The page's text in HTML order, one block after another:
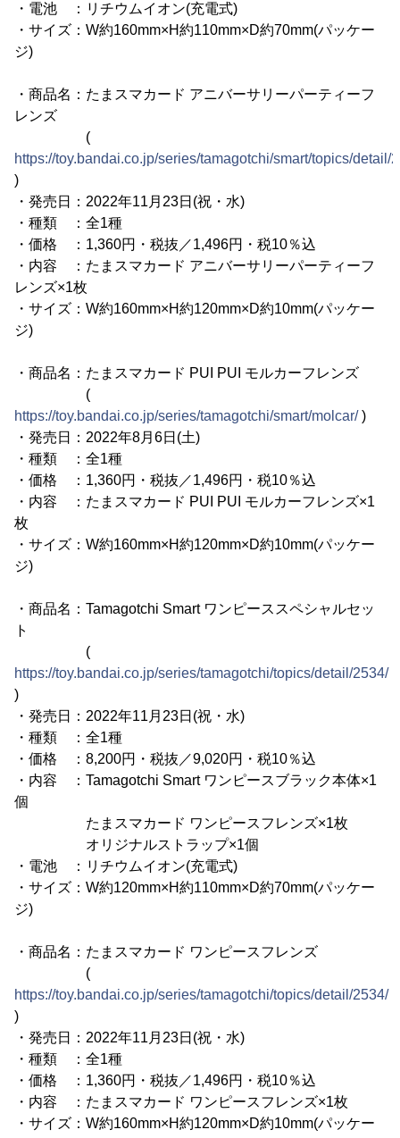
・電池 ：リチウムイオン(充電式)
・サイズ：W約160mm×H約110mm×D約70mm(パッケー
ジ)
・商品名：たまスマカード アニバーサリーパーティーフ
レンズ
(
https://toy.bandai.co.jp/series/tamagotchi/smart/topics/detail/
)
・発売日：2022年11月23日(祝・水)
・種類 ：全1種
・価格 ：1,360円・税抜／1,496円・税10％込
・内容 ：たまスマカード アニバーサリーパーティーフ
レンズ×1枚
・サイズ：W約160mm×H約120mm×D約10mm(パッケー
ジ)
・商品名：たまスマカード PUI PUI モルカーフレンズ
(
https://toy.bandai.co.jp/series/tamagotchi/smart/molcar/)
・発売日：2022年8月6日(土)
・種類 ：全1種
・価格 ：1,360円・税抜／1,496円・税10％込
・内容 ：たまスマカード PUI PUI モルカーフレンズ×1
枚
・サイズ：W約160mm×H約120mm×D約10mm(パッケー
ジ)
・商品名：Tamagotchi Smart ワンピーススペシャルセッ
ト
(
https://toy.bandai.co.jp/series/tamagotchi/topics/detail/2534/
)
・発売日：2022年11月23日(祝・水)
・種類 ：全1種
・価格 ：8,200円・税抜／9,020円・税10％込
・内容 ：Tamagotchi Smart ワンピースブラック本体×1
個
たまスマカード ワンピースフレンズ×1枚
オリジナルストラップ×1個
・電池 ：リチウムイオン(充電式)
・サイズ：W約120mm×H約110mm×D約70mm(パッケー
ジ)
・商品名：たまスマカード ワンピースフレンズ
(
https://toy.bandai.co.jp/series/tamagotchi/topics/detail/2534/
)
・発売日：2022年11月23日(祝・水)
・種類 ：全1種
・価格 ：1,360円・税抜／1,496円・税10％込
・内容 ：たまスマカード ワンピースフレンズ×1枚
・サイズ：W約160mm×H約120mm×D約10mm(パッケー